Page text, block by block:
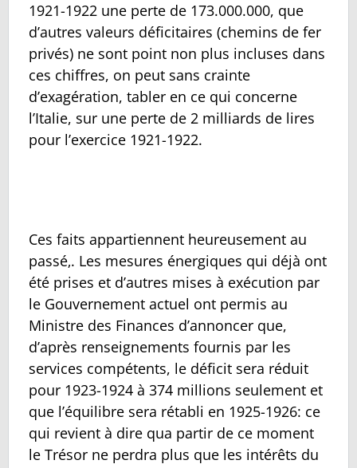
1921-1922 une perte de 173.000.000, que
d’autres valeurs déficitaires (chemins de fer
privés) ne sont point non plus incluses dans
ces chiffres, on peut sans crainte
d’exagération, tabler en ce qui concerne
l’Italie, sur une perte de 2 milliards de lires
pour l’exercice 1921-1922.
Ces faits appartiennent heureusement au
passé‚. Les mesures énergiques qui déjà ont
été prises et d’autres mises à exécution par
le Gouvernement actuel ont permis au
Ministre des Finances d’annoncer que,
d’après renseignements fournis par les
services compétents, le déficit sera réduit
pour 1923-1924 à 374 millions seulement et
que l’équilibre sera rétabli en 1925-1926: ce
qui revient à dire qua partir de ce moment
le Trésor ne perdra plus que les intérêts du